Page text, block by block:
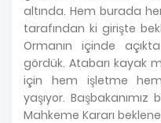
altında. Hem burada
tarafından ki girişte
Ormanın içinde
gördük. Atabarı kayak
için hem işletme hem
yaşıyor.
Mahkeme Kararı